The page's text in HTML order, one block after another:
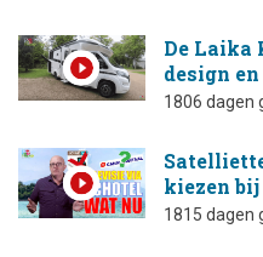
De Laika
design
1806 dagen
kiezen
1815 dagen